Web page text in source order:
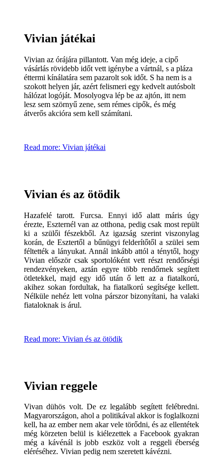
Vivian játékai
Vivian az órájára pillantott. Van még ideje, a cipő
vásárlás rövidebb időt vett igénybe a vártnál, s a pláza
éttermi kínálatára sem pazarolt sok időt. S ha nem is a
szokott helyen jár, azért felismeri egy kedvelt autósbolt
hálózat logóját. Mosolyogva lép be az ajtón, itt nem
lesz sem szörnyű zene, sem rémes cipők, és még
átverős akcióra sem kell számítani.
Read more: Vivian játékai
Vivian és az ötödik
Hazafelé tarott. Furcsa. Ennyi idő alatt máris úgy
érezte, Eszternél van az otthona, pedig csak most repült
ki a szülői fészekből. Az igazság szerint viszonylag
korán, de Esztertől a bűnügyi felderítőtől a szülei sem
féltették a lányukat. Annál inkább attól a ténytől, hogy
Vivian először csak sportolóként vett részt rendőrségi
rendezvényeken, aztán egyre több rendőrnek segített
ötletekkel, majd egy idő után ő lett az a fiatalkorú,
akihez sokan fordultak, ha fiatalkorú segítsége kellett.
Nélküle nehéz lett volna párszor bizonyítani, ha valaki
fiataloknak is árul.
Read more: Vivian és az ötödik
Vivian reggele
Vivan dühös volt. De ez legalább segített felébredni.
Magyarországon, ahol a politikával akkor is foglalkozni
kell, ha az ember nem akar vele törődni, és az ellentétek
még körzeten belül is kiélezettek a Facebook gyakran
még a kávénál is jobb eszköz volt a reggeli éberség
eléréséhez. Vivian pedig nem szeretett kávézni.